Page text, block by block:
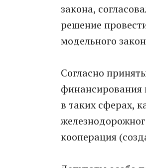
закона,
решение
модельного
Согласно
финансирования
в таких сферах,
кооперация